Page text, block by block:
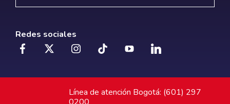
Redes sociales
Línea de atención Bogotá: (601) 297